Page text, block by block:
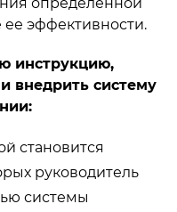
эффективности.
инструкцию,
внедрить систему
становится
руководитель
системы